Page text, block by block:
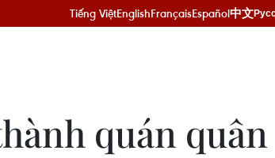
Tiếng ViệtEnglishFrançaisEspañol中文
quán quân